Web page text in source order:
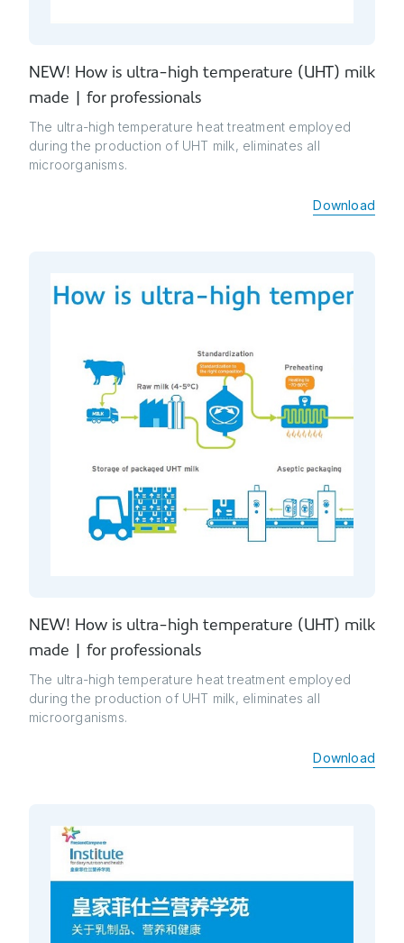
NEW! How is ultra-high temperature (UHT) milk
made | for professionals
The ultra-high temperature heat treatment employed
during the production of UHT milk, eliminates all
microorganisms.
Download
NEW! How is ultra-high temperature (UHT) milk
made | for professionals
The ultra-high temperature heat treatment employed
during the production of UHT milk, eliminates all
microorganisms.
Download